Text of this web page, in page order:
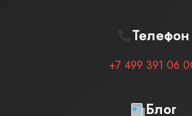
Телефон
+7 499 391 06
Блог